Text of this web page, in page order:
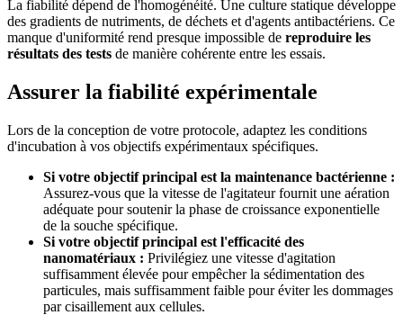
La fiabilité dépend de l'homogénéité. Une culture statique développe
des gradients de nutriments, de déchets et d'agents antibactériens. Ce
manque d'uniformité rend presque impossible de reproduire les
résultats des tests de manière cohérente entre les essais.
Assurer la fiabilité expérimentale
Lors de la conception de votre protocole, adaptez les conditions
d'incubation à vos objectifs expérimentaux spécifiques.
Si votre objectif principal est la maintenance bactérienne :
Assurez-vous que la vitesse de l'agitateur fournit une aération
adéquate pour soutenir la phase de croissance exponentielle
de la souche spécifique.
Si votre objectif principal est l'efficacité des
nanomatériaux : Privilégiez une vitesse d'agitation
suffisamment élevée pour empêcher la sédimentation des
particules, mais suffisamment faible pour éviter les dommages
par cisaillement aux cellules.